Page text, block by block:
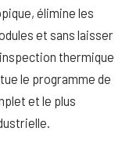
élimine les
et sans laisser
thermique
le programme de
et le plus